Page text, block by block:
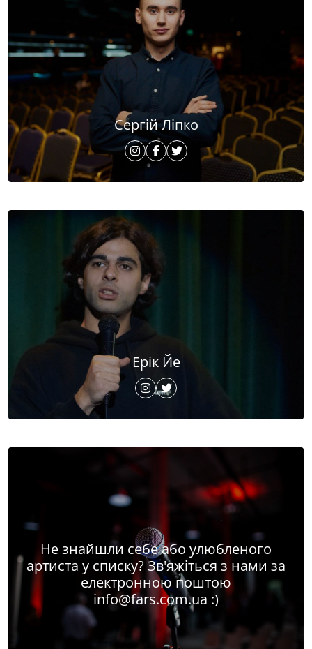
Сергій Ліпко
Ерік Йе
Не знайшли себе або улюбленого
артиста у списку? Зв'яжіться з нами за
електронною поштою
info@fars.com.ua :)